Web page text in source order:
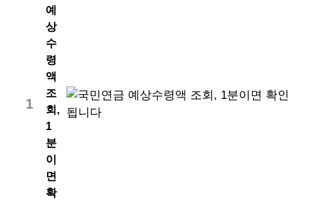
1
예
상
수
령
액
조
회,
1
분
이
면
확